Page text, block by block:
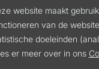
website maakt
van de
doeleinden
er meer over in ons